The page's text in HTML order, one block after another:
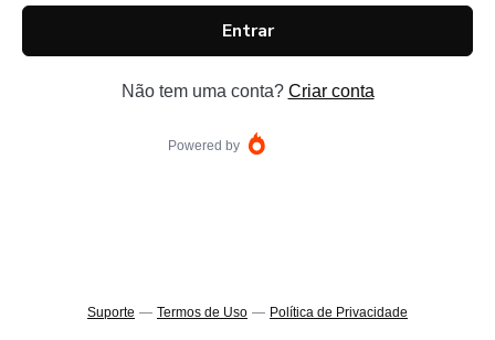
Entrar
Não tem uma conta? Criar conta
Powered by
Suporte — Termos de Uso — Política de Privacidade